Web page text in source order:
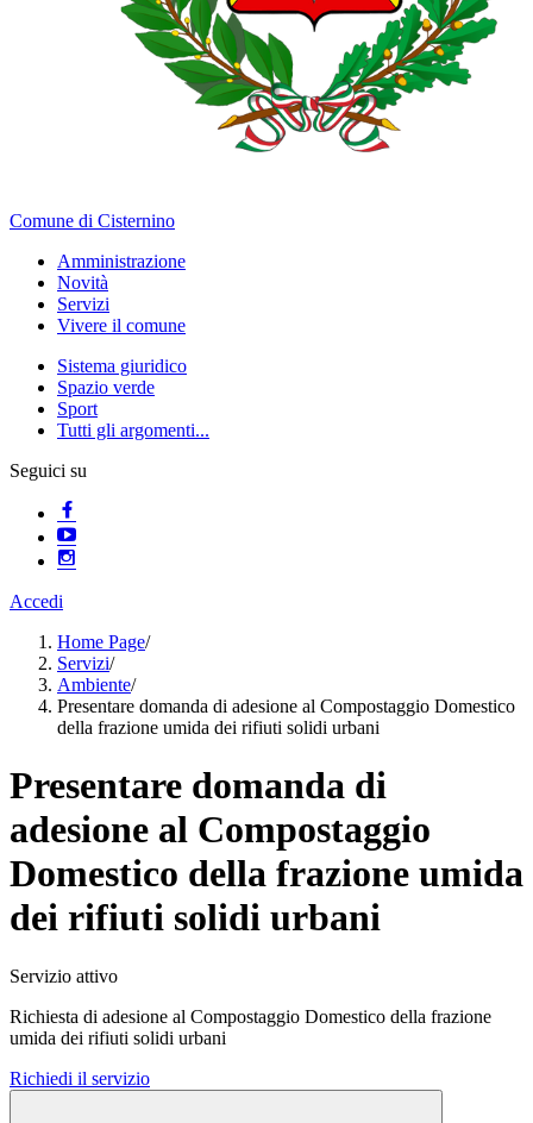
Comune di Cisternino
Amministrazione
Novità
Servizi
Vivere il comune
Sistema giuridico
Spazio verde
Sport
Tutti gli argomenti...
Seguici su
Accedi
Home Page/
Servizi/
Ambiente/
Presentare domanda di adesione al Compostaggio Domestico
della frazione umida dei rifiuti solidi urbani
Presentare domanda di
adesione al Compostaggio
Domestico della frazione umida
dei rifiuti solidi urbani
Servizio attivo
Richiesta di adesione al Compostaggio Domestico della frazione
umida dei rifiuti solidi urbani
Richiedi il servizio